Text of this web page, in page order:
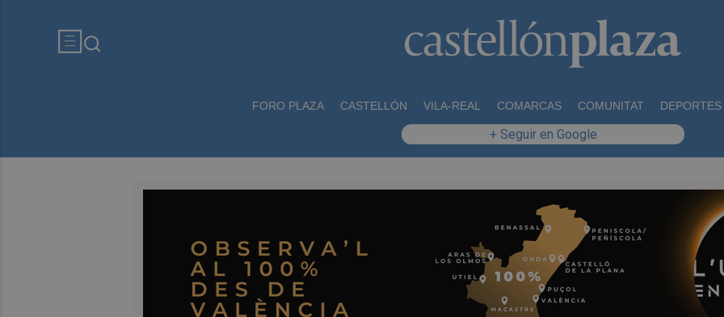
FORO PLAZA CASTELLÓN VILA-REAL COMARCAS COMUNITAT DEPORTES
+ Seguir en Google